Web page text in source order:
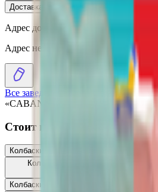
Доставка Самовывоз
Адрес доставки
Адрес не выбран
Все заведения
Колбаски
«CABANDOS» острый в/с
Стоит присмотреться
Колбаски варено-копченые
Колбаски варено-копченые
Колбаски сыровяленные «Галерея